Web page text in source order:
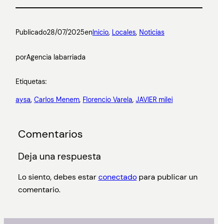
Publicado28/07/2025enInicio, Locales, Noticias
porAgencia labarriada
Etiquetas:
aysa, Carlos Menem, Florencio Varela, JAVIER milei
Comentarios
Deja una respuesta
Lo siento, debes estarconectadopara publicar un
comentario.